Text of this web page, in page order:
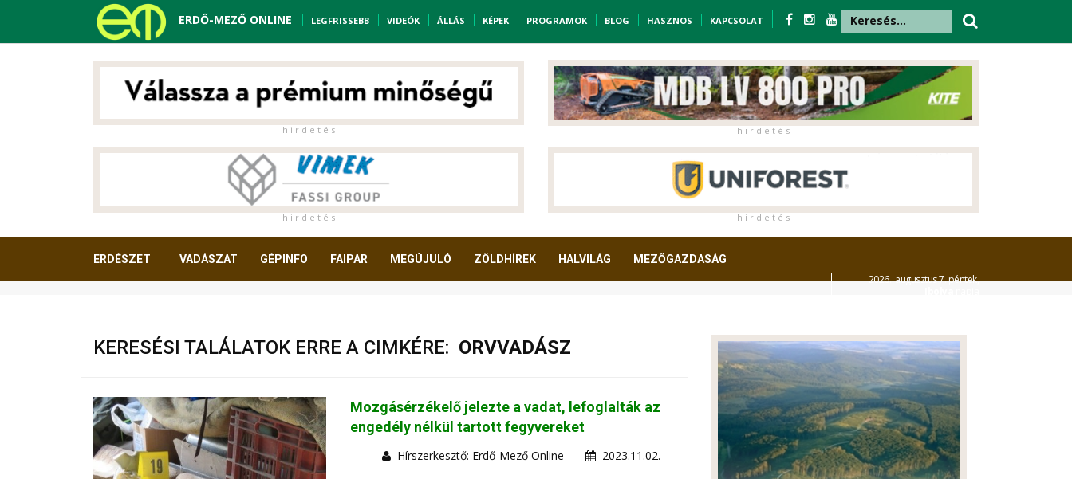
ERDŐ-MEZŐ ONLINE LEGFRISSEBB VIDEÓK ÁLLÁS KÉPEK PROGRAMOK BLOG HASZNOS KAPCSOLAT
h i r d e t é s h i r d e t é s
h i r d e t é s h i r d e t é s
ERDÉSZET VADÁSZAT GÉPINFO FAIPAR MEGÚJULÓ ZÖLDHÍREK HALVILÁG MEZŐGAZDASÁG
2026. augusztus 7. péntek,
KERESÉSI TALÁLATOK ERRE A CIMKÉRE: ORVVADÁSZ
Mozgásérzékelő jelezte a vadat, lefoglalták az
engedély nélkül tartott fegyvereket
Hírszerkesztő: Erdő-Mező Online 2023.11.02.